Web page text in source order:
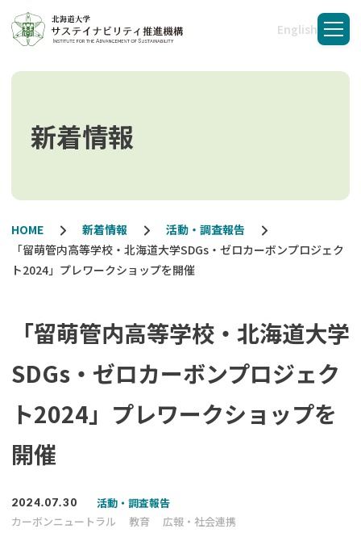
English
メニ
新着情報
HOME 新着情報
活動・調査報告
「留萌管内高等学校・北海道大学SDGs・ゼロカーボンプロジェク
ト2024」プレワークショップを開催
「留萌管内高等学校・北海道大学
SDGs・ゼロカーボンプロジェク
ト2024」プレワークショップを
開催
2024.07.30
活動・調査報告
カーボンニュートラル
教育 広報・社会連携